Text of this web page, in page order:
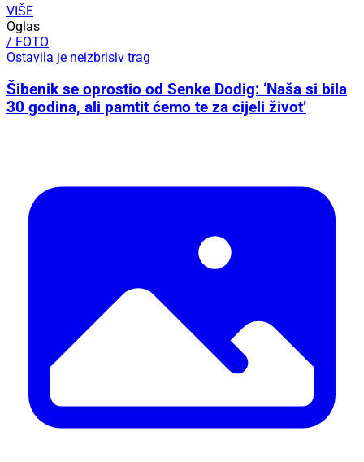
VIŠE
Oglas
/ FOTO
Ostavila je neizbrisiv trag
Šibenik se oprostio od Senke Dodig: ‘Naša si bila
30 godina, ali pamtit ćemo te za cijeli život’